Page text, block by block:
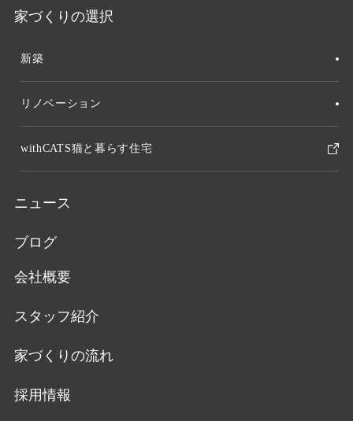
家づくりの選択
新築
リノベーション
withCATS猫と暮らす住宅
ニュース
ブログ
会社概要
スタッフ紹介
家づくりの流れ
採用情報